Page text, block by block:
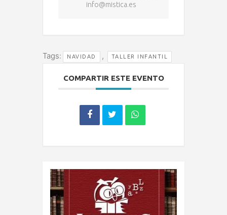
info@mistica.es
Tags: NAVIDAD , TALLER INFANTIL
COMPARTIR ESTE EVENTO